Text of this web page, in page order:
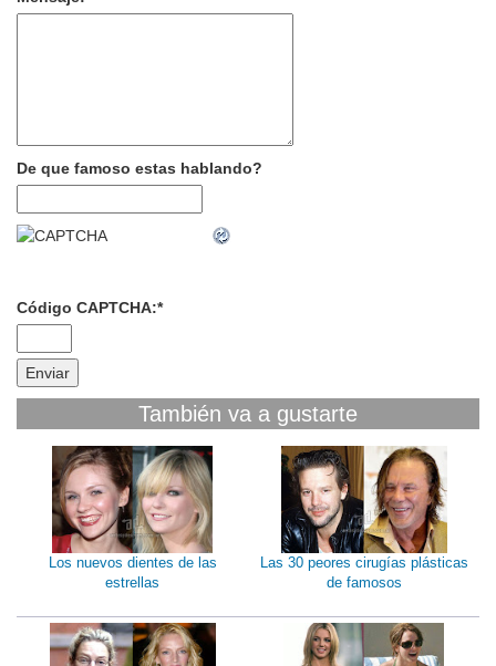
De que famoso estas hablando?
Código CAPTCHA:*
También va a gustarte
Los nuevos dientes de las
estrellas
Las 30 peores cirugías plásticas
de famosos